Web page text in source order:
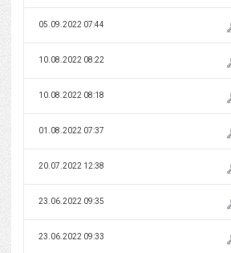
05.09.2022 07:44
10.08.2022 08:22
10.08.2022 08:18
01.08.2022 07:37
20.07.2022 12:38
23.06.2022 09:35
23.06.2022 09:33